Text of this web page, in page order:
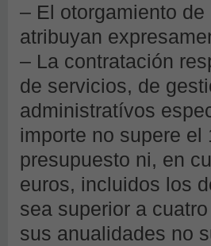
– El otorgamiento
atribuyan
– La contratación
de servicios, de
administratívos
importe no supere
presupuesto ni, en
euros, incluidos los
sea superior a
sus anualidades no